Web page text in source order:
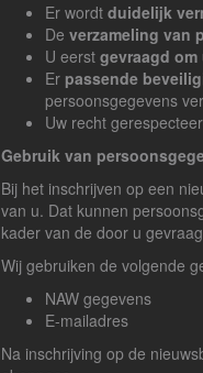
Er wordt duidelijk
De verzameling van
U eerst gevraagd
Er passende
persoonsgegevens
Uw recht
Gebruik van
Bij het inschrijven op een
van u. Dat kunnen
kader van de door u
Wij gebruiken de volgende
NAW gegevens
E-mailadres
Na inschrijving op de